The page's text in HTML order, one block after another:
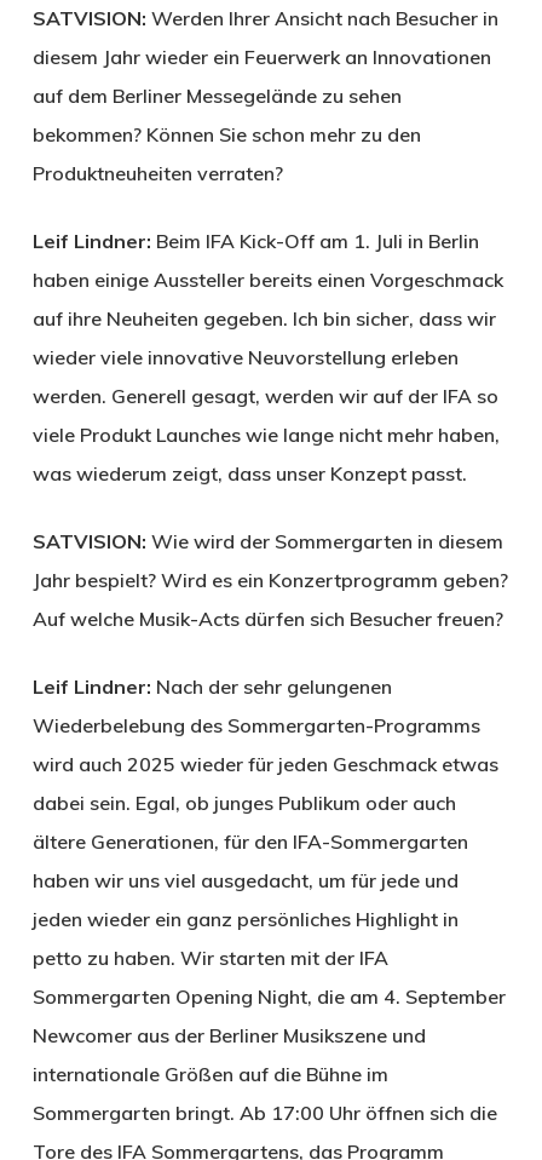
SATVISION: Werden Ihrer Ansicht nach Besucher in
diesem Jahr wieder ein Feuerwerk an Innovationen
auf dem Berliner Messegelände zu sehen
bekommen? Können Sie schon mehr zu den
Produktneuheiten verraten?
Leif Lindner: Beim IFA Kick-Off am 1. Juli in Berlin
haben einige Aussteller bereits einen Vorgeschmack
auf ihre Neuheiten gegeben. Ich bin sicher, dass wir
wieder viele innovative Neuvorstellung erleben
werden. Generell gesagt, werden wir auf der IFA so
viele Produkt Launches wie lange nicht mehr haben,
was wiederum zeigt, dass unser Konzept passt.
SATVISION: Wie wird der Sommergarten in diesem
Jahr bespielt? Wird es ein Konzertprogramm geben?
Auf welche Musik-Acts dürfen sich Besucher freuen?
Leif Lindner: Nach der sehr gelungenen
Wiederbelebung des Sommergarten-Programms
wird auch 2025 wieder für jeden Geschmack etwas
dabei sein. Egal, ob junges Publikum oder auch
ältere Generationen, für den IFA-Sommergarten
haben wir uns viel ausgedacht, um für jede und
jeden wieder ein ganz persönliches Highlight in
petto zu haben. Wir starten mit der IFA
Sommergarten Opening Night, die am 4. September
Newcomer aus der Berliner Musikszene und
internationale Größen auf die Bühne im
Sommergarten bringt. Ab 17:00 Uhr öffnen sich die
Tore des IFA Sommergartens, das Programm